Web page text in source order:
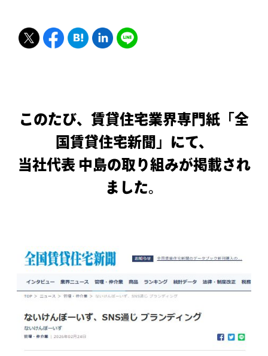
このたび、賃貸住宅業界専門紙「全
国賃貸住宅新聞」にて、
当社代表 中島の取り組みが掲載され
ました。